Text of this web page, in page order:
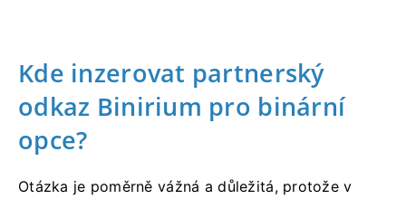
Kde inzerovat partnerský
odkaz Binirium pro binární
opce?
Otázka je poměrně vážná a důležitá, protože v